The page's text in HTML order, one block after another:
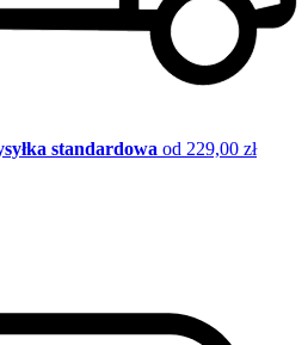
standardowa od 229,00 zł